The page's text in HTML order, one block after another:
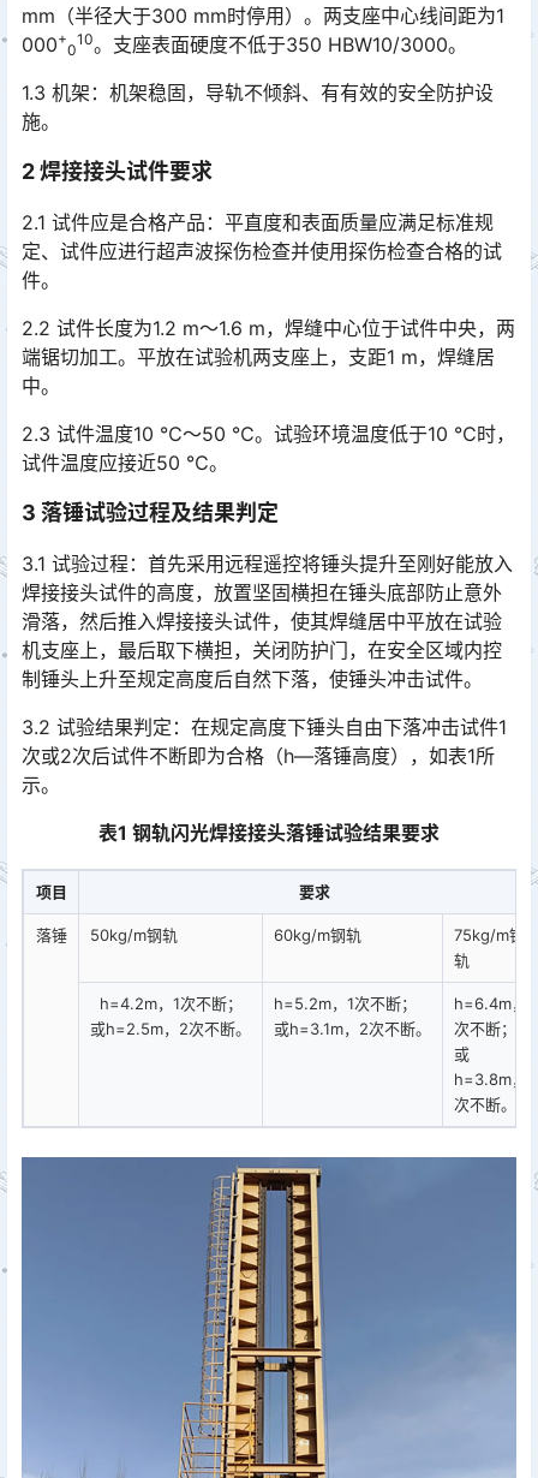
mm（半径大于300 mm时停用）。两支座中心线间距为1
000󠅅󠅃󠄵󠅂󠄪󠇖󠆨󠆨󠇕󠆞󠆒󠅬󠇘󠆭󠆘󠇙󠆝󠅵󠇗󠆭󠆁󠄐󠇗󠅹󠅸󠇖󠆍󠅳󠇖󠅹󠅰󠇖󠆌󠅹+
0
10。支座表面硬度不低于350 HBW10/3000。
1.3 机架：机架稳固，导轨不倾斜、有有效的安全防护设
施。
2 焊接接头试件要求
2.1 试件应是合格产品：平直度和表面质量应满足标准规
定、试件应进行超声波探伤检查并使用探伤检查合格的试
件。
2.2 试件长度为1.2 m～1.6 m，焊缝中心位于试件中央，两
端锯切加工。平放在试验机两支座上，支距1 m，焊缝居
中。
2.3 试件温度10 ℃～50 ℃。试验环境温度低于10 ℃时，
试件温度应接近50 ℃。
3 落锤试验过程及结果判定
3.1 试验过程：首先采用远程遥控将锤头提升至刚好能放入
焊接接头试件的高度，放置坚固横担在锤头底部防止意外
滑落，然后推入焊接接头试件，使其焊缝居中平放在试验
机支座上，最后取下横担，关闭防护门，在安全区域内控
制锤头上升至规定高度后自然下落，使锤头冲击试件。󠅅󠅃󠄵󠅂󠄪󠇖󠆨󠆨󠇕󠆞󠆒󠅬󠇘󠆭󠆘󠇙󠆝󠅵󠇗󠆭󠆁󠄐󠇗󠅹󠅸󠇖󠆍󠅳󠇖󠅹󠅰󠇖󠆌󠅹
3.2 试验结果判定：在规定高度下锤头自由下落冲击试件1
次或2次后试件不断即为合格（h—落锤高度），如表1所
示。
表1 钢轨闪光焊接接头落锤试验结果要求
项目 要求
落锤 50kg/m钢轨 60kg/m钢轨
75kg/m钢
轨
h=4.2m，1次不断；
或h=2.5m，2次不断。
h=5.2m，1次不断；
或h=3.1m，2次不断。
h=6.4m，1
次不断；
或
h=3.8m，2
次不断。